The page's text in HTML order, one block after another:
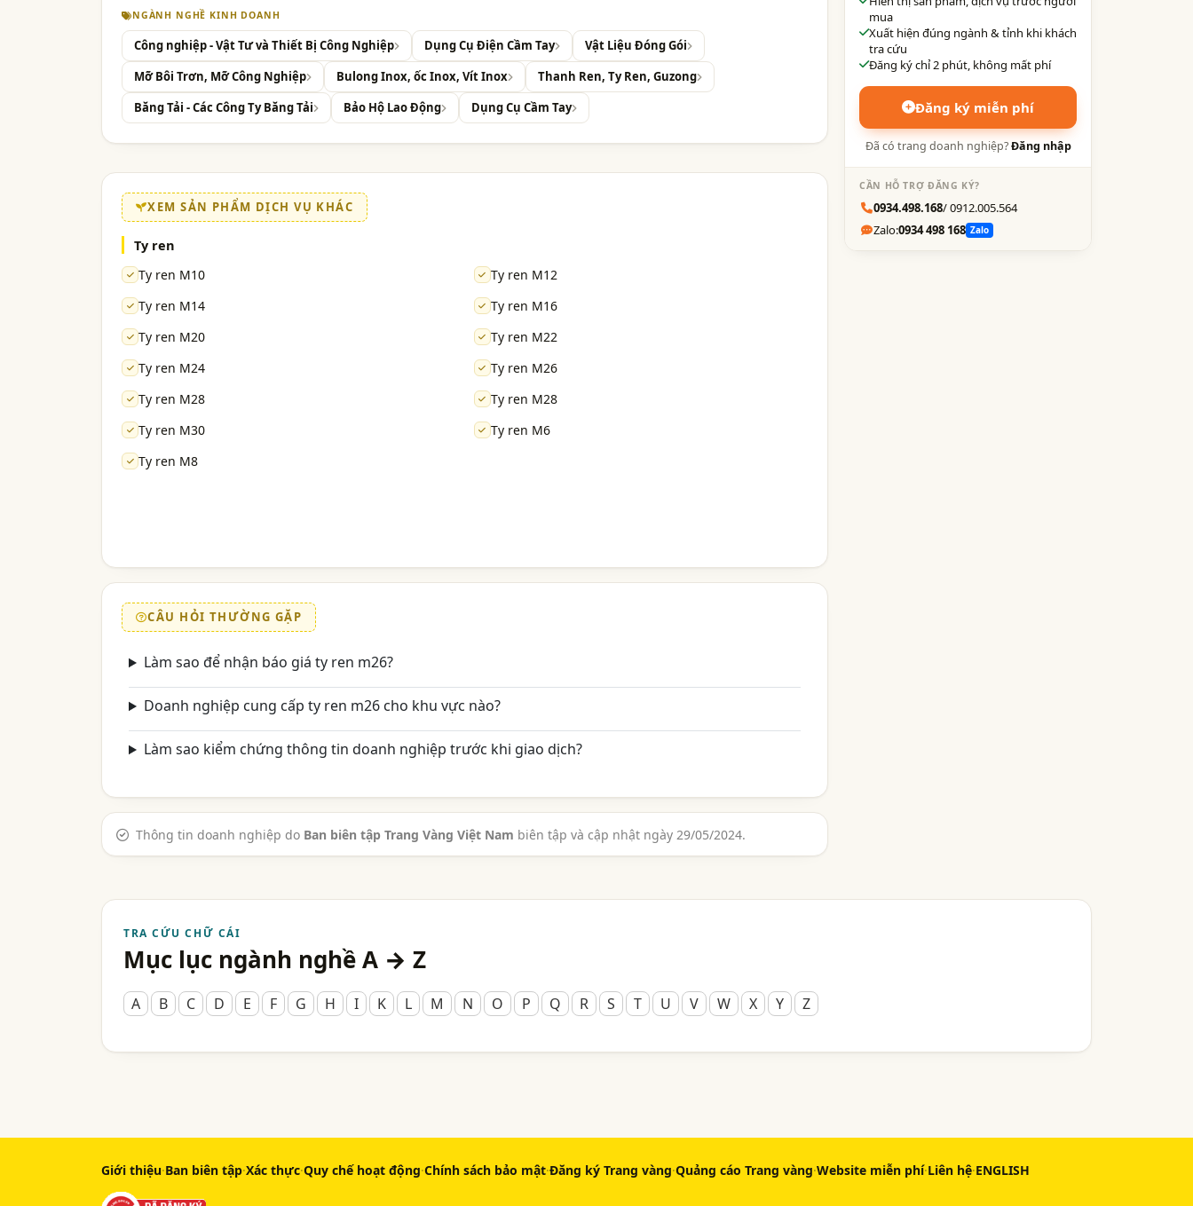
NGÀNH NGHỀ KINH DOANH
Công nghiệp - Vật Tư và Thiết Bị Công Nghiệp Dụng Cụ Điện Cầm Tay
Vật Liệu Đóng Gói
Mỡ Bôi Trơn, Mỡ Công Nghiệp
Bulong Inox, ốc Inox, Vít Inox
Thanh Ren, Ty Ren, Guzong
Băng Tải - Các Công Ty Băng Tải
Bảo Hộ Lao Động Dụng Cụ Cầm Tay
XEM SẢN PHẨM DỊCH VỤ KHÁC
Ty ren
Ty ren M10
Ty ren M12
Ty ren M14
Ty ren M16
Ty ren M20
Ty ren M22
Ty ren M24
Ty ren M26
Ty ren M28
Ty ren M28
Ty ren M30
Ty ren M6
Ty ren M8
CÂU HỎI THƯỜNG GẶP
Làm sao để nhận báo giá ty ren m26?
Doanh nghiệp cung cấp ty ren m26 cho khu vực nào?
Làm sao kiểm chứng thông tin doanh nghiệp trước khi giao dịch?
Thông tin doanh nghiệp do Ban biên tập Trang Vàng Việt Nam biên tập và cập nhật ngày 29/05/2024.
mua
Xuất hiện đúng ngành & tỉnh khi khách
tra cứu
Đăng ký chỉ 2 phút, không mất phí
Đăng ký miễn phí
Đã có trang doanh nghiệp?Đăng nhập
CẦN HỖ TRỢ ĐĂNG KÝ?
0934.498.168/ 0912.005.564
Zalo:0934 498 168 Zalo
TRA CỨU CHỮ CÁI
Mục lục ngành nghề A → Z
A B C D E F G H I K L M N O P Q R S T U V W X Y Z
Giới thiệu·Ban biên tập·Xác thực·Quy chế hoạt động·Chính sách bảo mật·Đăng ký Trang vàng·Quảng cáo Trang vàng·Website miễn phí·Liên hệ·ENGLISH